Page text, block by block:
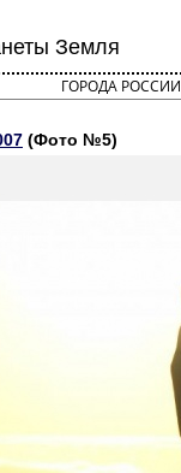
Земля
ГОРОДА РОССИИ
(Фото №5)